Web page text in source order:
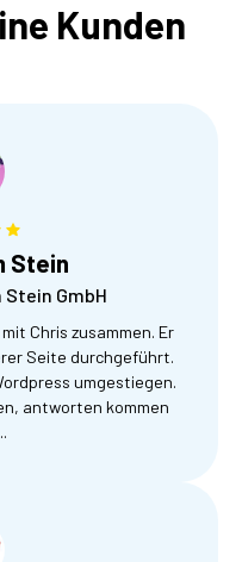
Kunden
Stein
GmbH
Chris zusammen. Er
Seite durchgeführt.
umgestiegen.
antworten kommen